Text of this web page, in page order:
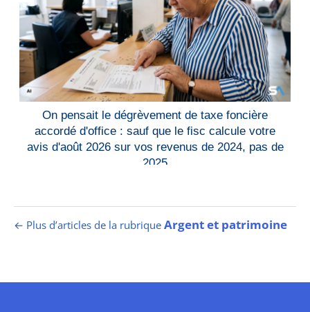
On pensait le dégrèvement de taxe foncière
accordé d'office : sauf que le fisc calcule votre
avis d'août 2026 sur vos revenus de 2024, pas de
2025
← Plus d’articles de la rubrique Argent et patrimoine